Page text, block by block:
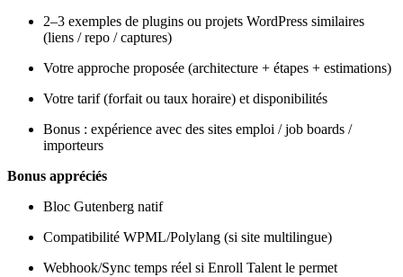
2–3 exemples de plugins ou projets WordPress similaires
(liens / repo / captures)
Votre approche proposée (architecture + étapes + estimations)
Votre tarif (forfait ou taux horaire) et disponibilités
Bonus : expérience avec des sites emploi / job boards /
importeurs
Bonus appréciés
Bloc Gutenberg natif
Compatibilité WPML/Polylang (si site multilingue)
Webhook/Sync temps réel si Enroll Talent le permet